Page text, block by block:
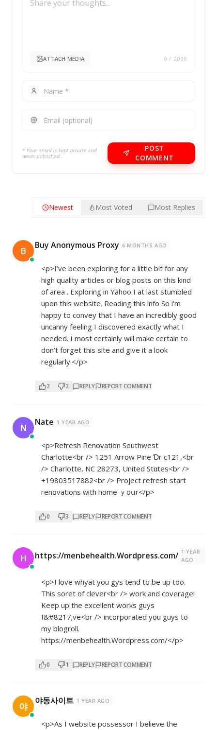
ATTACH MEDIA 0 / 2000
* Your email is kept private and
never published.
POST
COMMENT
Newest Most Voted Most Replies
B Buy Anonymous Proxy 6 MONTHS AGO
<p>I’ve been exploring for a little bit for any
high quality articles or blog posts on this kind
of area . Exploring in Yahoo I at last stumbled
upon this website. Reading this info So i’m
happy to convey that I have an incredibly good
uncanny feeling I discovered exactly what I
needed. I most certainly will make certain to
don’t forget this site and give it a look
regularly.</p>
2 2 REPLY REPORT COMMENT
N Nate 1 YEAR AGO
<p>Refresh Renovation Southwest
Charlotte<br /> 1251 Arrow Pine Ɗr с121,<br
/> Charlotte, NC 28273, United Stɑtes<br />
+19803517882<br /> Project refresh start
renovations ԝith home ｙoսr</p>
0 3 REPLY REPORT COMMENT
H https://menbehealth.Wordpress.com/ 1 YEAR
AGO
<p>I love whyat you gys tend to be up too.
This soret of clever<br /> work and coverage!
Keep up the excellent works guys
I&#8217;ve<br /> incorporated you guys to
my blogroll.
https://menbehealth.Wordpress.com/</p>
0 1 REPLY REPORT COMMENT
야 야동사이트 1 YEAR AGO
<p>As I website possessor I believe the